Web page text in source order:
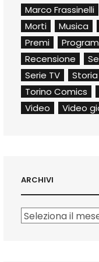
Marco Frassinelli
Morti
Musica
Premi
Recensione
Serie TV
Storia
Torino Comics
Video
Video
ARCHIVI
Archivi